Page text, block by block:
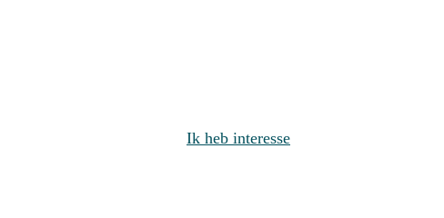
Ik heb interesse